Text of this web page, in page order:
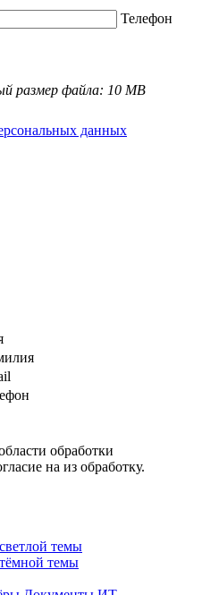
Телефон
размер файла: 10 MB
данных
обработки
на из обработку.